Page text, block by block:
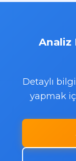
Analiz
Detaylı
yapmak